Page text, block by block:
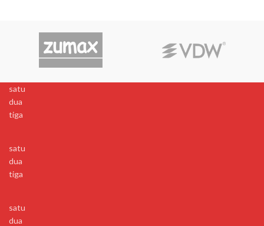
satu
dua
tiga
satu
dua
tiga
satu
dua